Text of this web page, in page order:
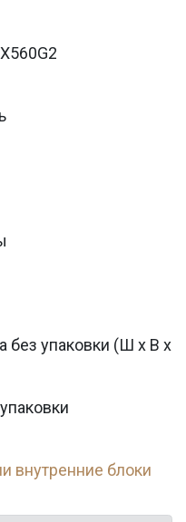
без упаковки (Ш х В х
внутренние блоки